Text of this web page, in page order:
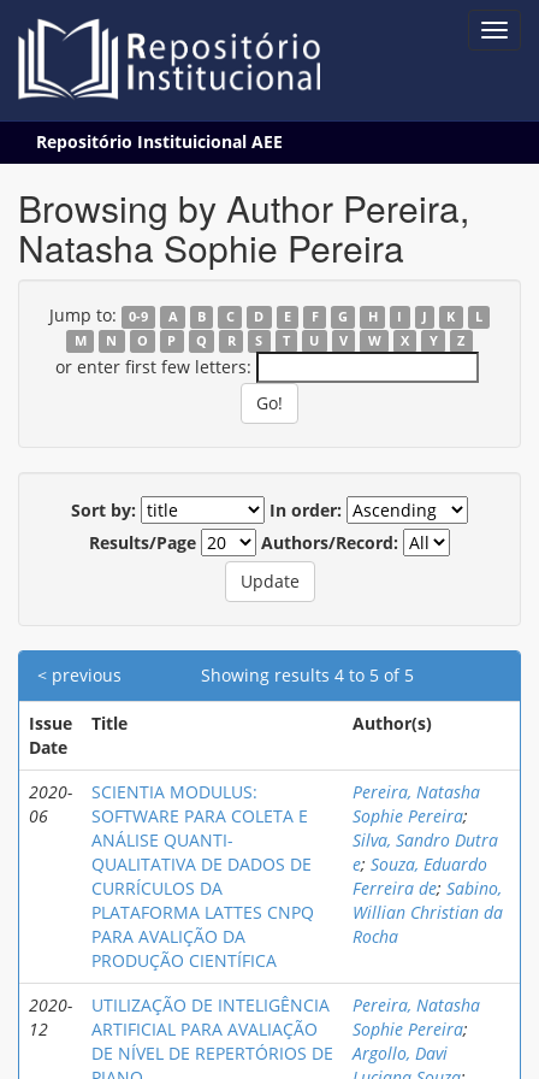
navigation
Repositório Instituicional AEE
Browsing by Author Pereira,
Natasha Sophie Pereira
Jump to: 0-9 A B C D E F G H I J K
L
M
N O P Q R S T U V W X Y Z
or enter first few letters:
Sort by:
In order:
Results/Page
Authors/Record:
Showing results 4 to 5 of 5
< previous
Issue
Date
Title Author(s)
2020-
06
SCIENTIA MODULUS:
SOFTWARE PARA COLETA E
ANÁLISE QUANTI-
QUALITATIVA DE DADOS DE
CURRÍCULOS DA
PLATAFORMA LATTES CNPQ
PARA AVALIÇÃO DA
PRODUÇÃO CIENTÍFICA
Pereira, Natasha
Sophie Pereira;
Silva, Sandro Dutra
e; Souza, Eduardo
Ferreira de; Sabino,
Willian Christian da
Rocha
2020-
12
UTILIZAÇÃO DE INTELIGÊNCIA
ARTIFICIAL PARA AVALIAÇÃO
DE NÍVEL DE REPERTÓRIOS DE
Pereira, Natasha
Sophie Pereira;
Argollo, Davi